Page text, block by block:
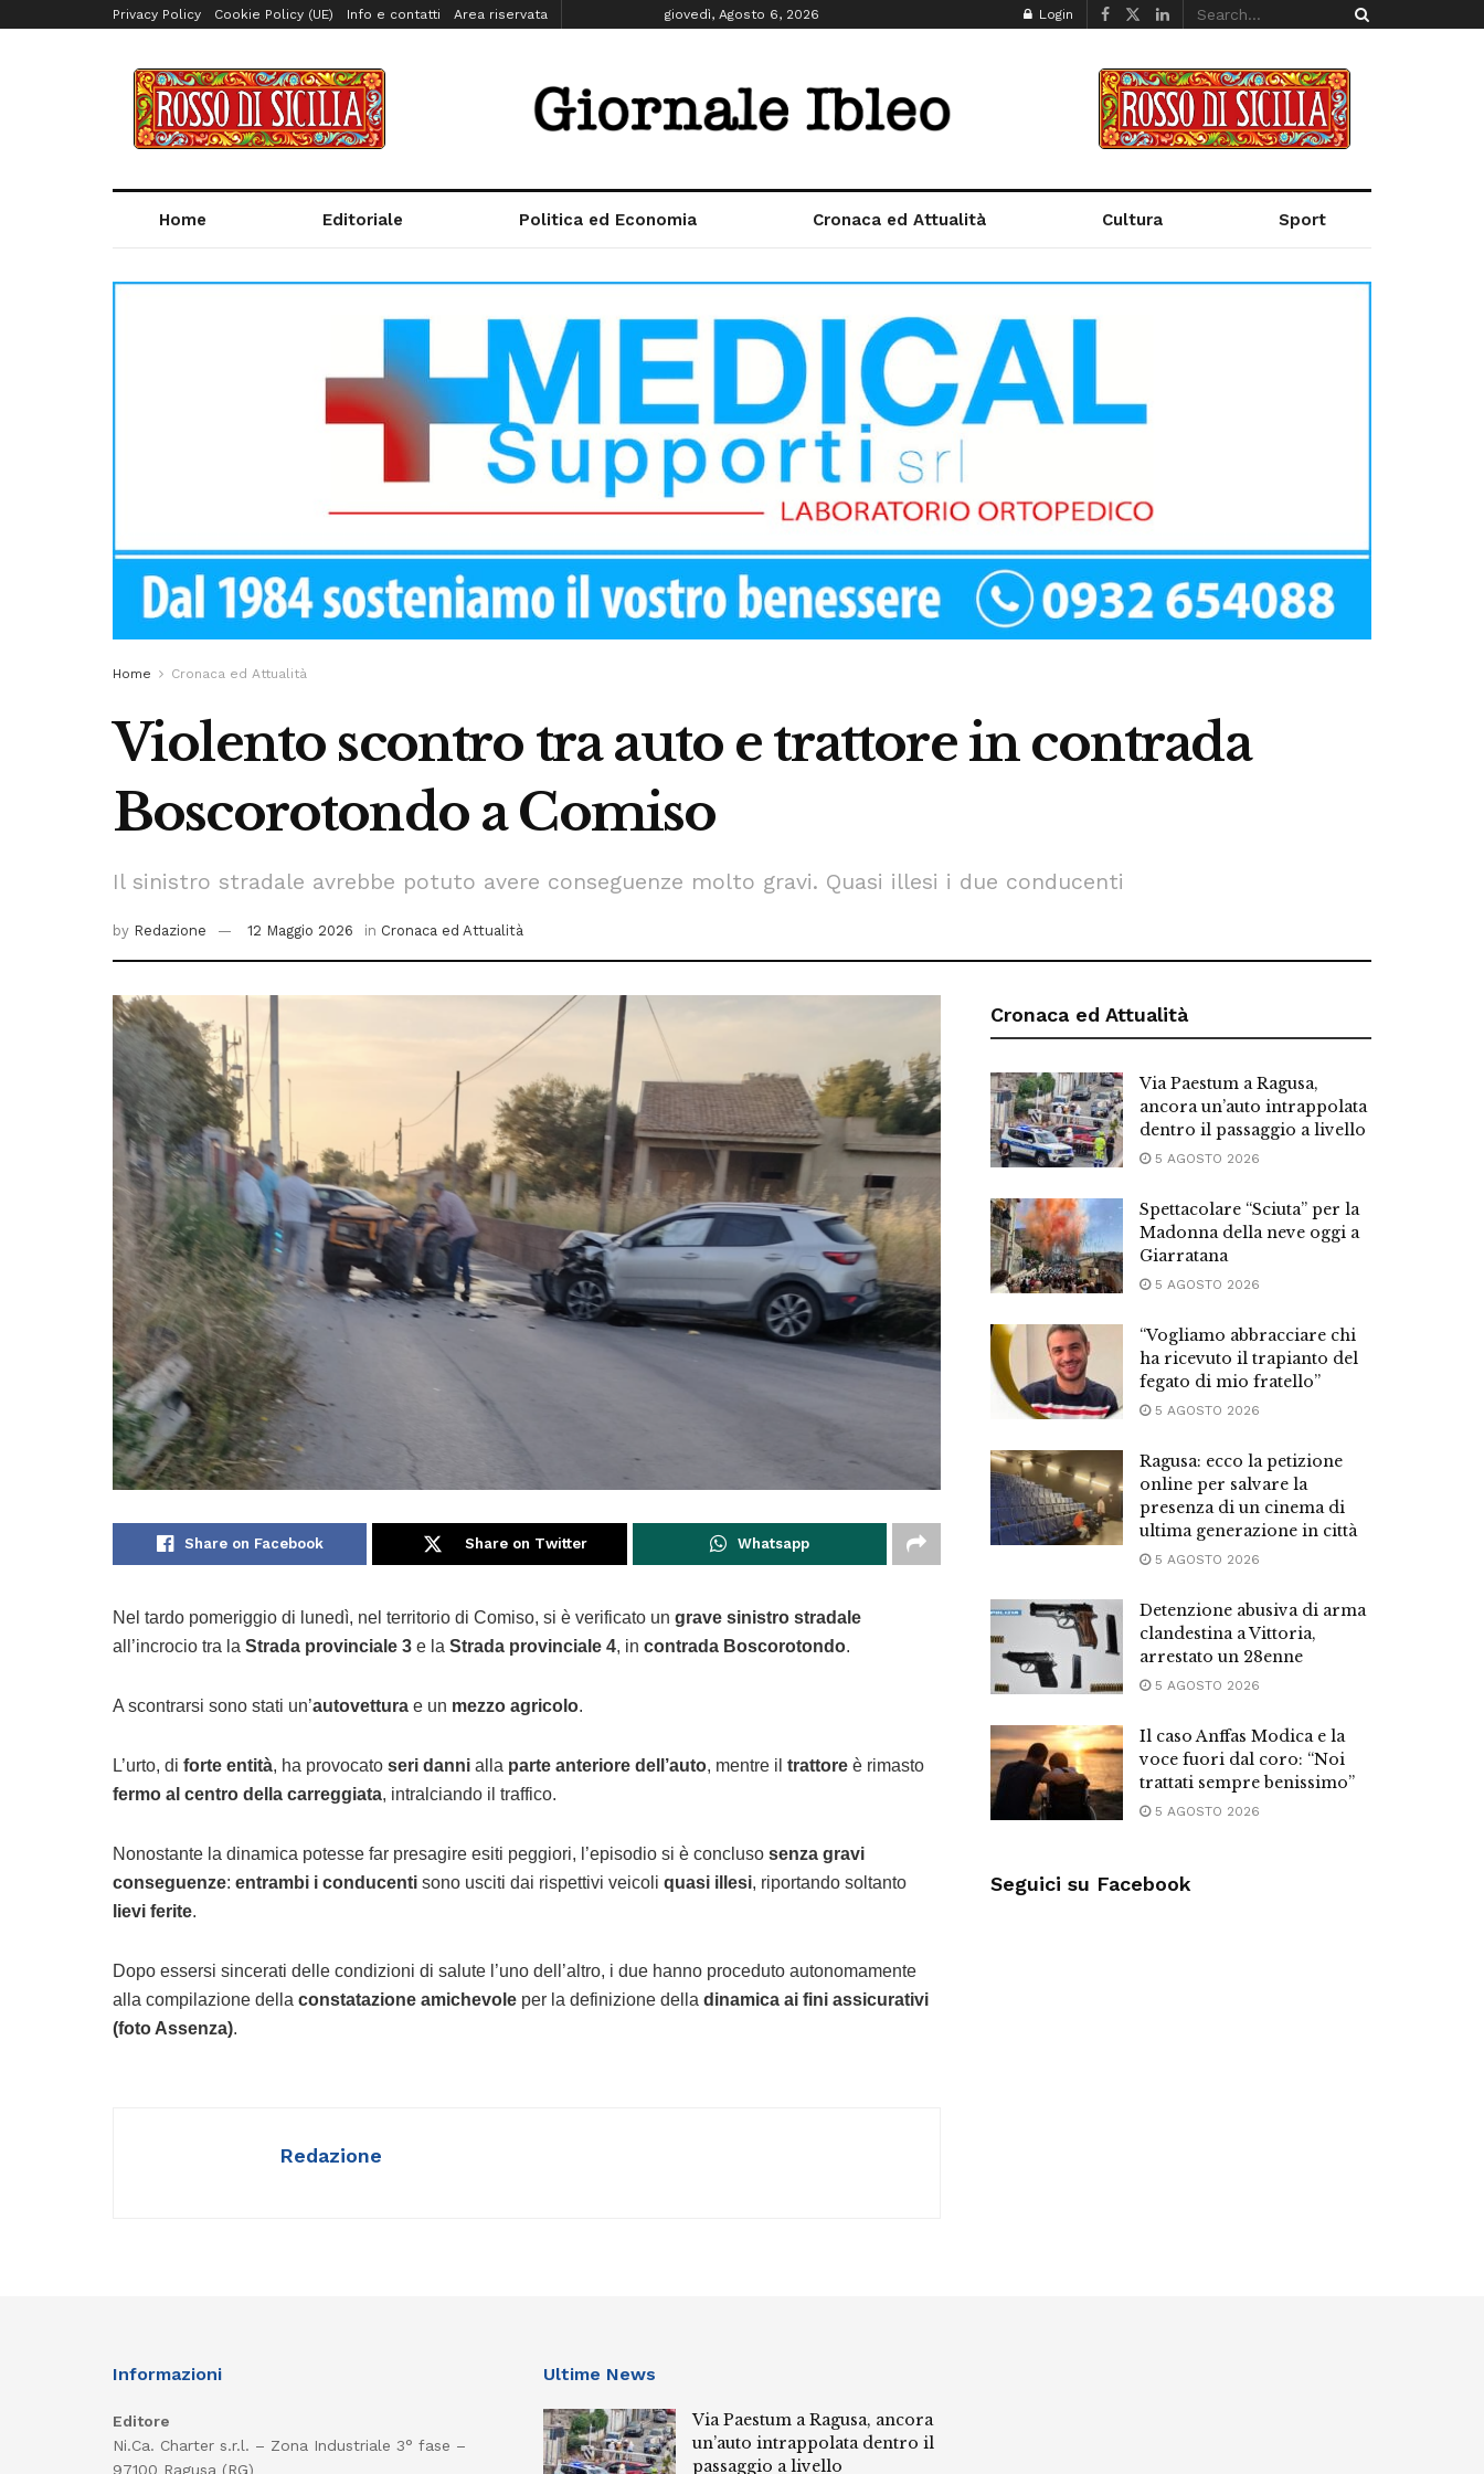
Privacy Policy Cookie Policy (UE) Info e contatti Area riservata giovedì, Agosto 6, 2026 Login
Home Editoriale Politica ed Economia Cronaca ed Attualità Cultura Sport
Home Cronaca ed Attualità
Violento scontro tra auto e trattore in contrada
Boscorotondo a Comiso
Il sinistro stradale avrebbe potuto avere conseguenze molto gravi. Quasi illesi i due conducenti
by Redazione 12 Maggio 2026 in Cronaca ed Attualità
Share on Facebook Share on Twitter Whatsapp
Nel tardo pomeriggio di lunedì, nel territorio di Comiso, si è verificato un grave sinistro stradale
all’incrocio tra la Strada provinciale 3 e la Strada provinciale 4, in contrada Boscorotondo.
A scontrarsi sono stati un’autovettura e un mezzo agricolo.
L’urto, di forte entità, ha provocato seri danni alla parte anteriore dell’auto, mentre il trattore è rimasto
fermo al centro della carreggiata, intralciando il traffico.
Nonostante la dinamica potesse far presagire esiti peggiori, l’episodio si è concluso senza gravi
conseguenze: entrambi i conducenti sono usciti dai rispettivi veicoli quasi illesi, riportando soltanto
lievi ferite.
Dopo essersi sincerati delle condizioni di salute l’uno dell’altro, i due hanno proceduto autonomamente
alla compilazione della constatazione amichevole per la definizione della dinamica ai fini assicurativi
(foto Assenza).
Redazione
Cronaca ed Attualità
Via Paestum a Ragusa,
ancora un’auto intrappolata
dentro il passaggio a livello
5 AGOSTO 2026
Spettacolare “Sciuta” per la
Madonna della neve oggi a
Giarratana
5 AGOSTO 2026
“Vogliamo abbracciare chi
ha ricevuto il trapianto del
fegato di mio fratello”
5 AGOSTO 2026
Ragusa: ecco la petizione
online per salvare la
presenza di un cinema di
ultima generazione in città
5 AGOSTO 2026
Detenzione abusiva di arma
clandestina a Vittoria,
arrestato un 28enne
5 AGOSTO 2026
Il caso Anffas Modica e la
voce fuori dal coro: “Noi
trattati sempre benissimo”
5 AGOSTO 2026
Seguici su Facebook
Informazioni
Editore
Ni.Ca. Charter s.r.l. – Zona Industriale 3° fase –
97100 Ragusa (RG)
Ultime News
Via Paestum a Ragusa, ancora
un’auto intrappolata dentro il
passaggio a livello